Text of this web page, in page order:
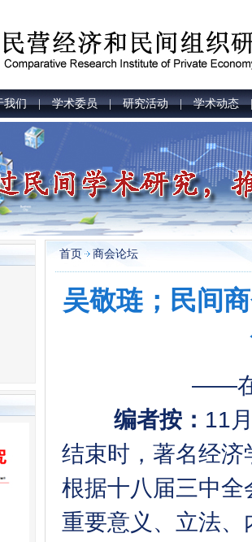
我们|学术委员|研究活动|学术动态
首页 商会论坛
吴敬琏；民间
——在2014年
编者按： 11
结束时，著名经
根据十八届三中
重要意义、立法